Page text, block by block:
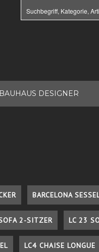
BAUHAUS DESIGNER
BARCELONA
2-SITZER LC 23
LC4 CHAISE LONGUE